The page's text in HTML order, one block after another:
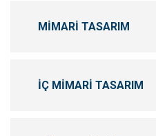
MIMARI TASARIM
İÇ MIMARI TASARIM